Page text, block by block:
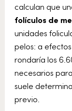
calculan que
folículos de
unidades
pelos: a
rondaría los
necesarios
suele
previo.